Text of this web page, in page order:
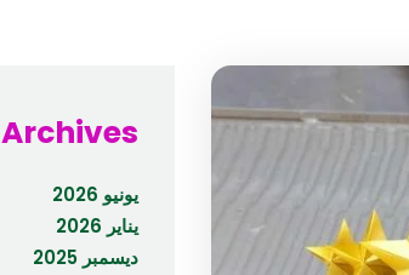
Archives
يونيو 2026
يناير 2026
ديسمبر 2025